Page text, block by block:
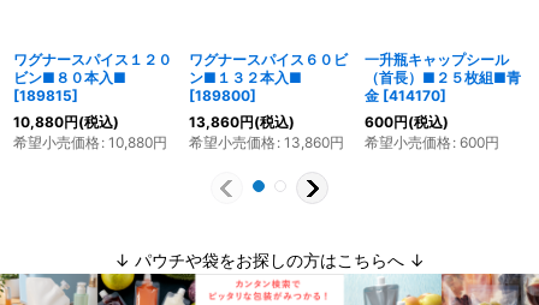
ワグナースパイス１２０
ビン■８０本入■
[189815]
10,880円(税込)
希望小売価格: 10,880円
ワグナースパイス６０ビ
ン■１３２本入■
[189800]
13,860円(税込)
希望小売価格: 13,860円
一升瓶キャップシール
（首長）■２５枚組■青
金 [414170]
600円(税込)
希望小売価格: 600円
↓ パウチや袋をお探しの方はこちらへ ↓